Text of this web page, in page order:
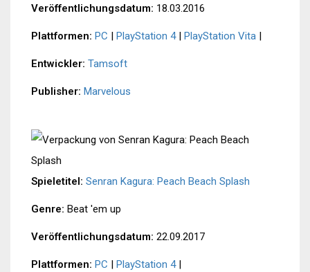
Veröffentlichungsdatum: 18.03.2016
Plattformen: PC | PlayStation 4| PlayStation Vita |
Entwickler: Tamsoft
Publisher: Marvelous
Spieletitel: Senran Kagura: Peach Beach Splash
Genre: Beat 'em up
Veröffentlichungsdatum: 22.09.2017
Plattformen: PC | PlayStation 4|